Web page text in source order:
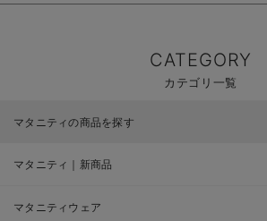
CATEGORY
カテゴリ一覧
マタニティの商品を探す
マタニティ｜新商品
マタニティウェア